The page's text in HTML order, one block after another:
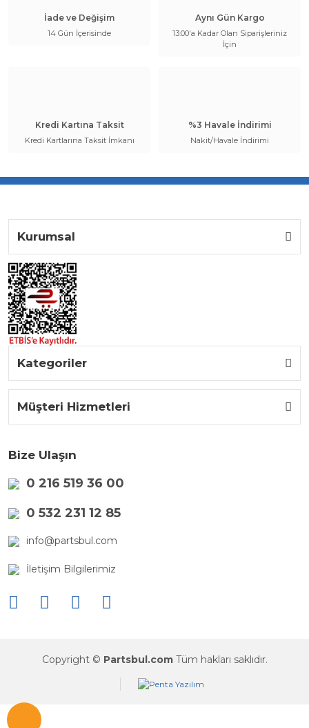
İade ve Değişim
14 Gün İçerisinde
Aynı Gün Kargo
13:00'a Kadar Olan Siparişleriniz
İçin
Kredi Kartına Taksit
Kredi Kartlarına Taksit İmkanı
%3 Havale İndirimi
Nakit/Havale İndirimi
Kurumsal
Kategoriler
Müşteri Hizmetleri
Bize Ulaşın
0 216 519 36 00
0 532 231 12 85
info@partsbul.com
İletişim Bilgilerimiz
Copyright © Partsbul.com Tüm hakları saklıdır.